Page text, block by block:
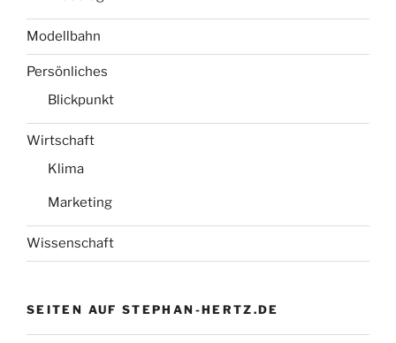
Modellbahn
Persönliches
Blickpunkt
Wirtschaft
Klima
Marketing
Wissenschaft
SEITEN AUF STEPHAN-HERTZ.DE